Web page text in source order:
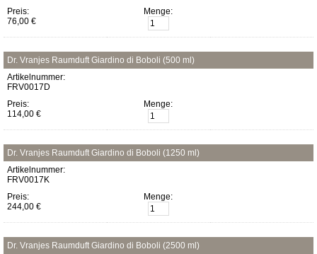
Preis:
76,00 €
Menge:
Dr. Vranjes Raumduft Giardino di Boboli (500 ml)
Artikelnummer:
FRV0017D
Preis:
114,00 €
Menge:
Dr. Vranjes Raumduft Giardino di Boboli (1250 ml)
Artikelnummer:
FRV0017K
Preis:
244,00 €
Menge:
Dr. Vranjes Raumduft Giardino di Boboli (2500 ml)